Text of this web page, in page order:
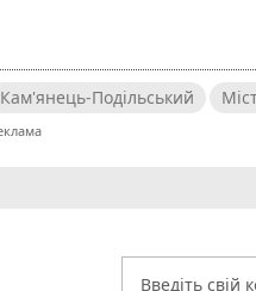
Кам'янець-Подільський